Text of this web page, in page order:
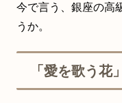
今で言う、銀座の高
うか。
「愛を歌う花